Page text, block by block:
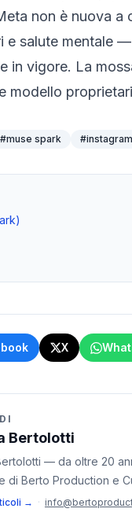
non è nuova
e salute mentale
in vigore. La
modello
#muse spark #instagram
X
Bertolotti
— da oltre 20
di Berto Production e
→ ·